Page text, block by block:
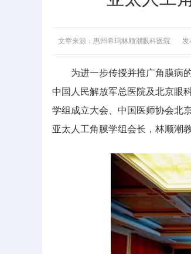
文章来源：惠州希玛林顺潮眼科医院 发
为进一步传授并推广角膜病的
中国人民解放军总医院及北京眼
学组成立大会、中国医师协会北
亚太人工角膜学组会长，林顺潮